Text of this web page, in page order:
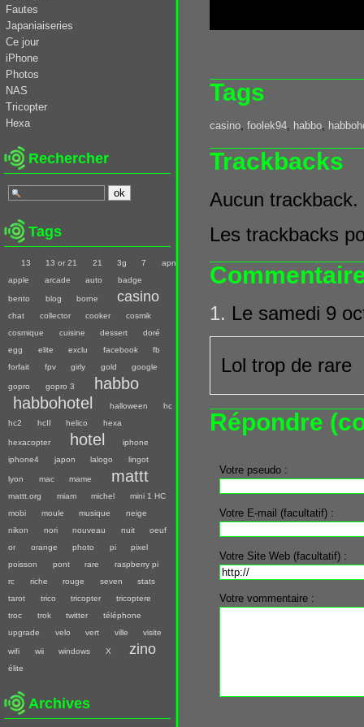
Tags
casino, foolek94, habbo,
Trackbacks
Aucun trackback.
Les trackbacks
1. Le samedi 9
Lol trop de rare
Répondre
Votre pseudo :
Votre E-mail (facultatif) :
Votre Site Web (facultatif) :
Votre vommentaire :
Fautes
Japaniaiseries
Ce jour
iPhone
Photos
NAS
Tricopter
Hexa
Rechercher
Tags
13 13 or 21 21 3g 7
apn
apple
arcade auto badge
bento blog borne casino
chat collector cooker
cosmik
cosmique
cuisine dessert
doré
egg
elite exclu facebook
fb
forfait
fpv girly gold google
gopro gopro 3
habbo
habbohotel
halloween
hc
hc2
hcII helico hexa
hexacopter hotel
iphone
iphone4
japon lalogo lingot
lyon mac mame mattt
mattt.org miam michel
mini 1 HC
mobi
moule musique
neige
nikon
nori nouveau nuit
oeuf
or
orange photo pi
pixel
poisson
pont rare
raspberry pi
rc
riche rouge seven
stats
tarot
trico tricopter
tricoptere
troc
trok twitter
téléphone
upgrade
velo vert ville visite
wifi wii windows X zino
élite
Archives